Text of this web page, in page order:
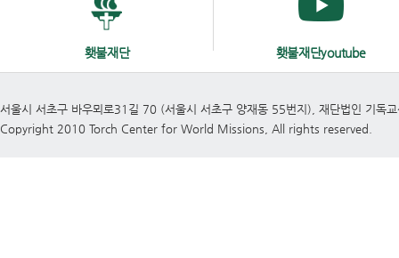
횃불재단 횃불재단youtube
서울시 서초구 바우뫼로31길 70 (서울시 서초구 양재동 55번지), 재단법인
Copyright 2010 Torch Center for World Missions, All rights reserved.